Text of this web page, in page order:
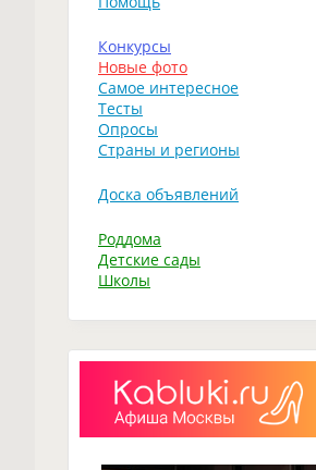
Конкурсы
Новые фото
Самое интересное
Тесты
Опросы
Страны и регионы
Доска объявлений
Роддома
Детские сады
Школы